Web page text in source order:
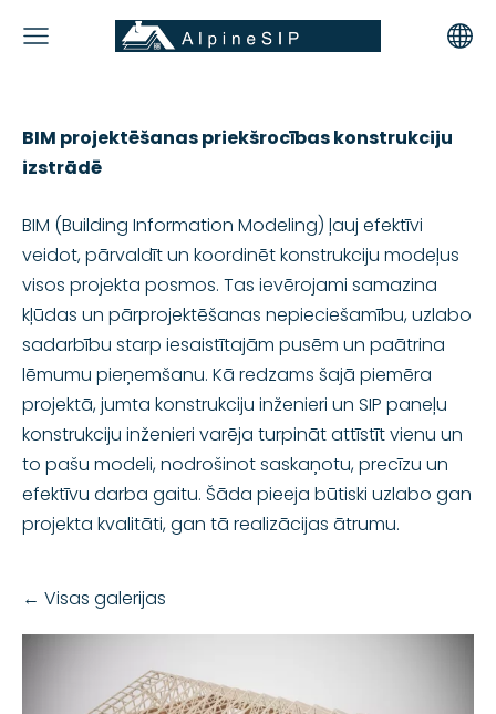
BIM projektēšanas priekšrocības konstrukciju
izstrādē
BIM (Building Information Modeling) ļauj efektīvi
veidot, pārvaldīt un koordinēt konstrukciju modeļus
visos projekta posmos. Tas ievērojami samazina
kļūdas un pārprojektēšanas nepieciešamību, uzlabo
sadarbību starp iesaistītajām pusēm un paātrina
lēmumu pieņemšanu. Kā redzams šajā piemēra
projektā, jumta konstrukciju inženieri un SIP paneļu
konstrukciju inženieri varēja turpināt attīstīt vienu un
to pašu modeli, nodrošinot saskaņotu, precīzu un
efektīvu darba gaitu. Šāda pieeja būtiski uzlabo gan
projekta kvalitāti, gan tā realizācijas ātrumu.
Visas galerijas